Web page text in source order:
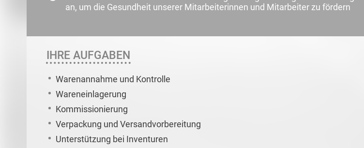
an, um die Gesundheit unserer Mitarbeiterinnen und Mitarbeiter zu fördern
IHRE AUFGABEN
Warenannahme und Kontrolle
Wareneinlagerung
Kommissionierung
Verpackung und Versandvorbereitung
Unterstützung bei Inventuren